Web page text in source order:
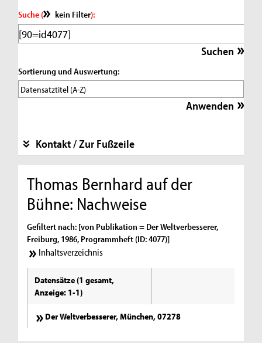
Suche ( kein Filter):
Sortierung und Auswertung:
Kontakt / Zur Fußzeile
Thomas Bernhard auf der
Bühne: Nachweise
Gefiltert nach: [von Publikation = Der Weltverbesserer,
Freiburg, 1986, Programmheft (ID: 4077)]
Inhaltsverzeichnis
Datensätze (1 gesamt,
Anzeige: 1-1)
Der Weltverbesserer, München, 07278